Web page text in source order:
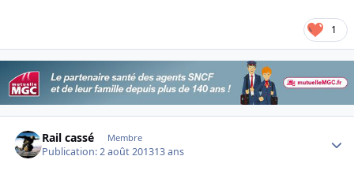
1
Rail cassé Membre
Publication:2 août 201313 ans